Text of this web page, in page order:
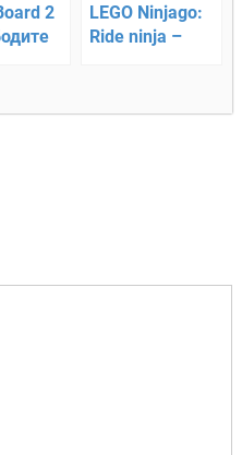
2
LEGO Ninjago:
Ride ninja –